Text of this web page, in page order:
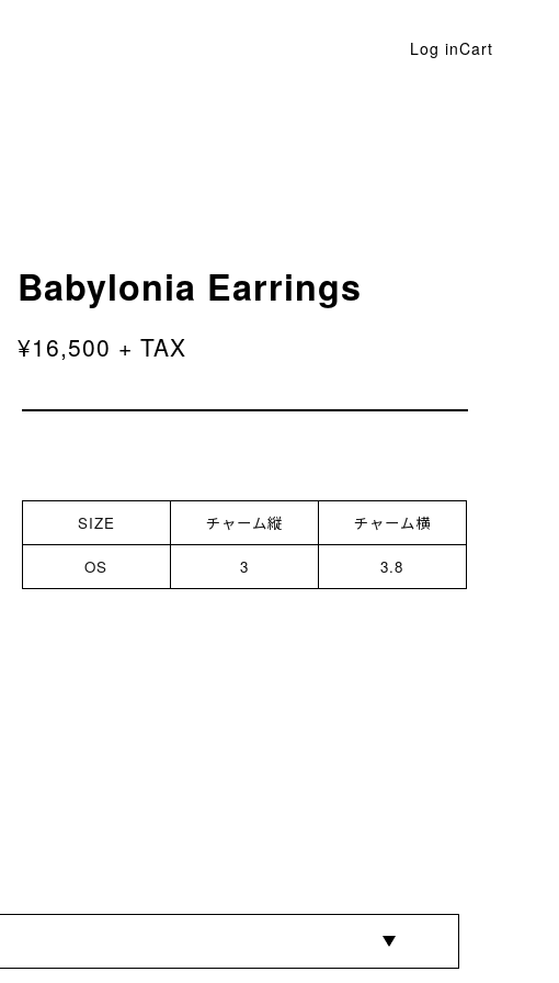
Log inCart
Babylonia Earrings
¥16,500 + TAX
SIZE チャーム縦 チャーム横
OS 3 3.8